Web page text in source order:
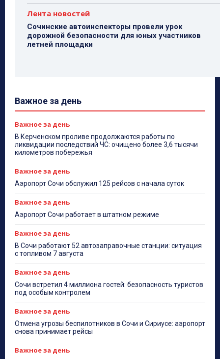
Лента новостей
Сочинские автоинспекторы провели урок
дорожной безопасности для юных участников
летней площадки
Важное за день
Важное за день
В Керченском проливе продолжаются работы по
ликвидации последствий ЧС: очищено более 3,6 тысячи
километров побережья
Важное за день
Аэропорт Сочи обслужил 125 рейсов с начала суток
Важное за день
Аэропорт Сочи работает в штатном режиме
Важное за день
В Сочи работают 52 автозаправочные станции: ситуация
с топливом 7 августа
Важное за день
Сочи встретил 4 миллиона гостей: безопасность туристов
под особым контролем
Важное за день
Отмена угрозы беспилотников в Сочи и Сириусе: аэропорт
снова принимает рейсы
Важное за день